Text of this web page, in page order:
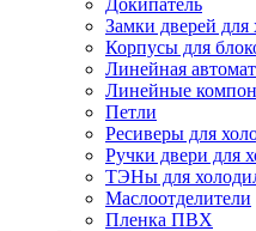
Докипатель
Замки дверей
Корпусы для
Линейная
Линейные
Петли
Ресиверы для
Ручки двери для
ТЭНы для
Маслоотделители
Пленка ПВХ